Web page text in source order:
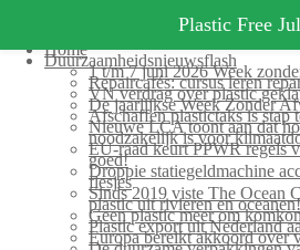
Home
Duurzaamheidsnieuwsflash
1 t/m 7 juni 2026 Week
Repaircafés: cursus leren
VN verdrag over plastic
De jaarlijkse Week Zonder
Afschaffen plastictaks is stap
Nieuwe LCA toont aan dat
noodzakelijk is voor
EU-raad keurt PPWR regels
goed!
Droppie statiegeldmachine
flesjes
Sinds 2019 viste The Ocean
plastic uit rivieren en oceanen!
Geen plastic meer om
Plastic export uit Nederland
Europa bereikt akkoord over
Plastic Free